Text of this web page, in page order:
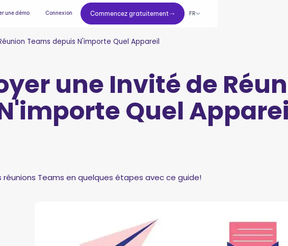
une démo Connexion Commencez gratuitement
Commencez gratuitement
FR
Teams depuis N'importe Quel Appareil
une Invité de
Quel
Teams en quelques étapes avec ce guide!